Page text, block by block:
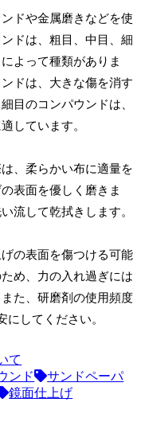
ドや金属磨きなどを使
ドは、粗目、中目、細
よって種類がありま
ドは、大きな傷を消す
目のコンパウンドは、
しています。
、柔らかい布に適量を
表面を優しく磨きま
流して乾拭きします。
の表面を傷つける可能
め、力の入れ過ぎには
た、研磨剤の使用頻度
にしてください。
て
ンド
サンドペーパ
鏡面仕上げ